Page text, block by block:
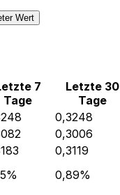
Wert
7
Tage
Letzte 30
Tage
0,3248
0,3006
0,3119
0,89%